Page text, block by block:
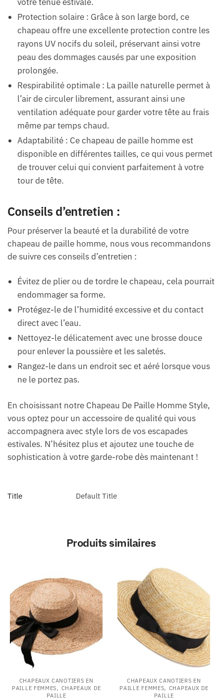
Protection solaire : Grâce à son large bord, ce
chapeau offre une excellente protection contre les
rayons UV nocifs du soleil, préservant ainsi votre
peau des dommages causés par une exposition
prolongée.
Respirabilité optimale : La paille naturelle permet à
l’air de circuler librement, assurant ainsi une
ventilation adéquate pour garder votre tête au frais
même par temps chaud.
Adaptabilité : Ce chapeau de paille homme est
disponible en différentes tailles, ce qui vous permet
de trouver celui qui convient parfaitement à votre
tour de tête.
Conseils d’entretien :
Pour préserver la beauté et la durabilité de votre
chapeau de paille homme, nous vous recommandons
de suivre ces conseils d’entretien :
Évitez de plier ou de tordre le chapeau, cela pourrait
endommager sa forme.
Protégez-le de l’humidité excessive et du contact
direct avec l’eau.
Nettoyez-le délicatement avec une brosse douce
pour enlever la poussière et les saletés.
Rangez-le dans un endroit sec et aéré lorsque vous
ne le portez pas.
En choisissant notre Chapeau De Paille Homme Style,
vous optez pour un accessoire de qualité qui vous
accompagnera avec style lors de vos escapades
estivales. N’hésitez plus et ajoutez une touche de
sophistication à votre garde-robe dès maintenant !
Title Default Title
Produits similaires
CHAPEAUX CANOTIERS EN
PAILLE FEMMES, CHAPEAUX DE
PAILLE
CHAPEAUX CANOTIERS EN
PAILLE FEMMES, CHAPEAUX DE
PAILLE